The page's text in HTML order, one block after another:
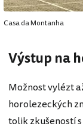
Casa da Montanha
Výstup na
Možnost vylézt
horolezeckých
tolik zkušeností